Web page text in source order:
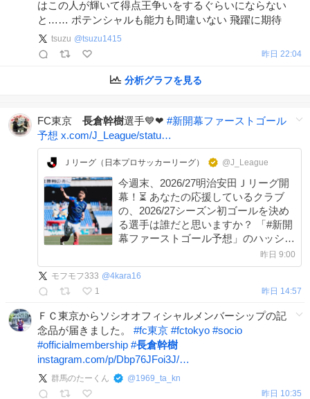
消
す
はこの人が輝いて得点王争いをするぐらいにならない
と…… ポテンシャルも能力も間違いない 飛躍に期待
tsuzu @tsuzu1415
昨日 22:04
分析グラフを見る
FC東京 長倉幹樹選手💙❤ #新開幕ファーストゴール
予想 x.com/J_League/statu…
Ｊリーグ（日本プロサッカーリーグ） @J_League
今週末、2026/27明治安田Ｊリーグ開
幕！⏳️ あなたの応援しているクラブ
の、2026/27シーズン初ゴールを決め
る選手は誰だと思いますか？ 「#新開
幕ファーストゴール予想」のハッシュ
タグを付けて、予想を教えてください
📝 #Ｊリーグ新開幕 #ここから世界だ
昨日 9:00
モフモフ333 @4kara16
1
昨日 14:57
ＦＣ東京からソシオオフィシャルメンバーシップの記
念品が届きました。 #fc東京 #fctokyo #socio
#officialmembership #長倉幹樹
instagram.com/p/Dbp76JFoi3J/…
群馬のたーくん @1969_ta_kn
昨日 10:35